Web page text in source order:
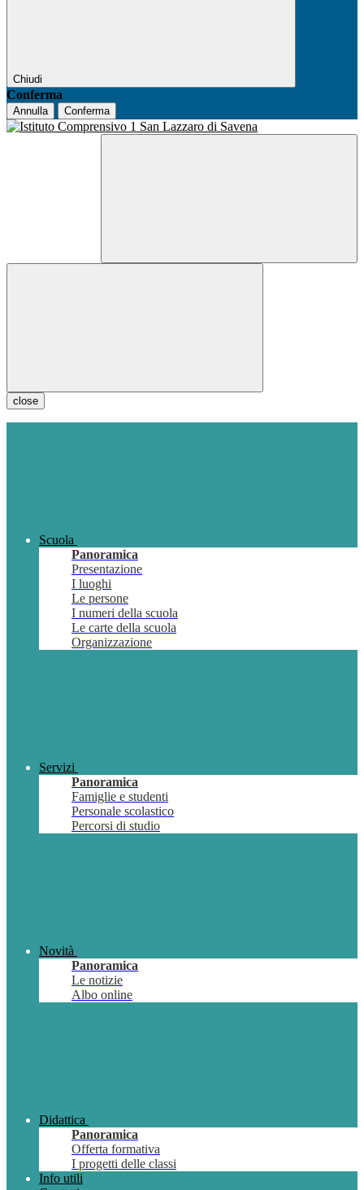
Chiudi
Conferma
Annulla Conferma
close
Scuola
Panoramica
Presentazione
I luoghi
Le persone
I numeri della scuola
Le carte della scuola
Organizzazione
Servizi
Panoramica
Famiglie e studenti
Personale scolastico
Percorsi di studio
Novità
Panoramica
Le notizie
Albo online
Didattica
Panoramica
Offerta formativa
I progetti delle classi
Info utili